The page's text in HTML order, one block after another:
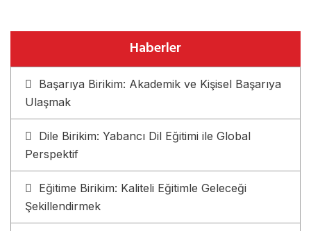
Haberler
Başarıya Birikim: Akademik ve Kişisel Başarıya
Ulaşmak
Dile Birikim: Yabancı Dil Eğitimi ile Global
Perspektif
Eğitime Birikim: Kaliteli Eğitimle Geleceği
Şekillendirmek